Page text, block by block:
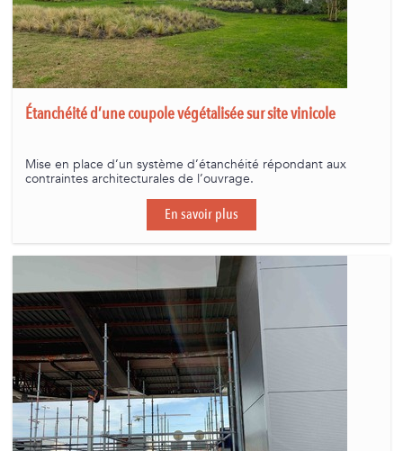
Étanchéité d’une coupole végétalisée sur site vinicole
Mise en place d’un système d’étanchéité répondant aux
contraintes architecturales de l’ouvrage.
En savoir plus